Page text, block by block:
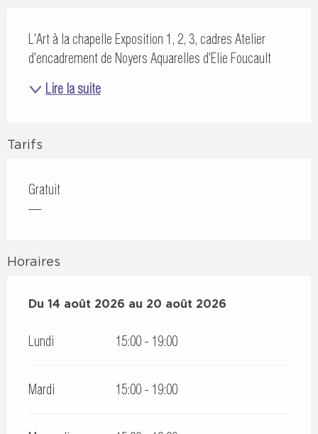
L'Art à la chapelle Exposition 1, 2, 3, cadres Atelier
d'encadrement de Noyers Aquarelles d'Elie Foucault
Lire la suite
Tarifs
Gratuit
—
Horaires
Du 14 août 2026 au 20 août 2026
Du 14 août 2026 au 20 août 2026
Lundi 15:00 - 19:00
Mardi 15:00 - 19:00